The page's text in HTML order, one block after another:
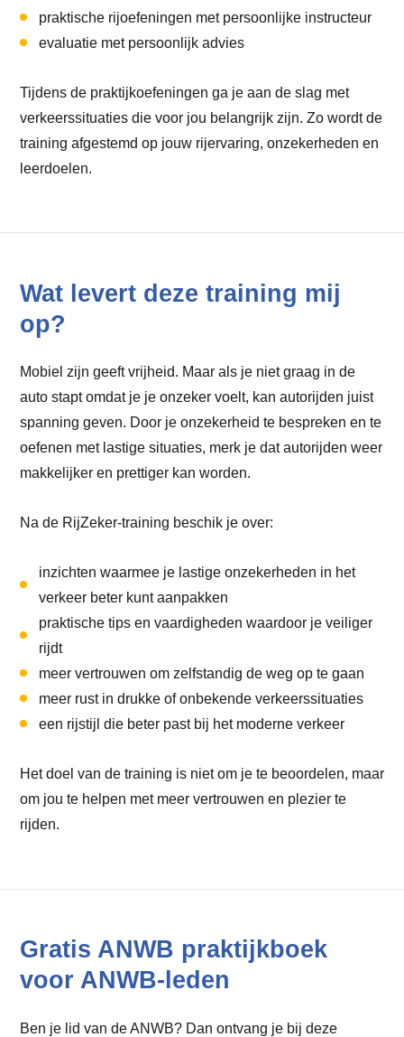
praktische rijoefeningen met persoonlijke instructeur
evaluatie met persoonlijk advies
Tijdens de praktijkoefeningen ga je aan de slag met
verkeerssituaties die voor jou belangrijk zijn. Zo wordt de
training afgestemd op jouw rijervaring, onzekerheden en
leerdoelen.
Wat levert deze training mij
op?
Mobiel zijn geeft vrijheid. Maar als je niet graag in de
auto stapt omdat je je onzeker voelt, kan autorijden juist
spanning geven. Door je onzekerheid te bespreken en te
oefenen met lastige situaties, merk je dat autorijden weer
makkelijker en prettiger kan worden.
Na de RijZeker-training beschik je over:
inzichten waarmee je lastige onzekerheden in het
verkeer beter kunt aanpakken
praktische tips en vaardigheden waardoor je veiliger
rijdt
meer vertrouwen om zelfstandig de weg op te gaan
meer rust in drukke of onbekende verkeerssituaties
een rijstijl die beter past bij het moderne verkeer
Het doel van de training is niet om je te beoordelen, maar
om jou te helpen met meer vertrouwen en plezier te
rijden.
Gratis ANWB praktijkboek
voor ANWB-leden
Ben je lid van de ANWB? Dan ontvang je bij deze